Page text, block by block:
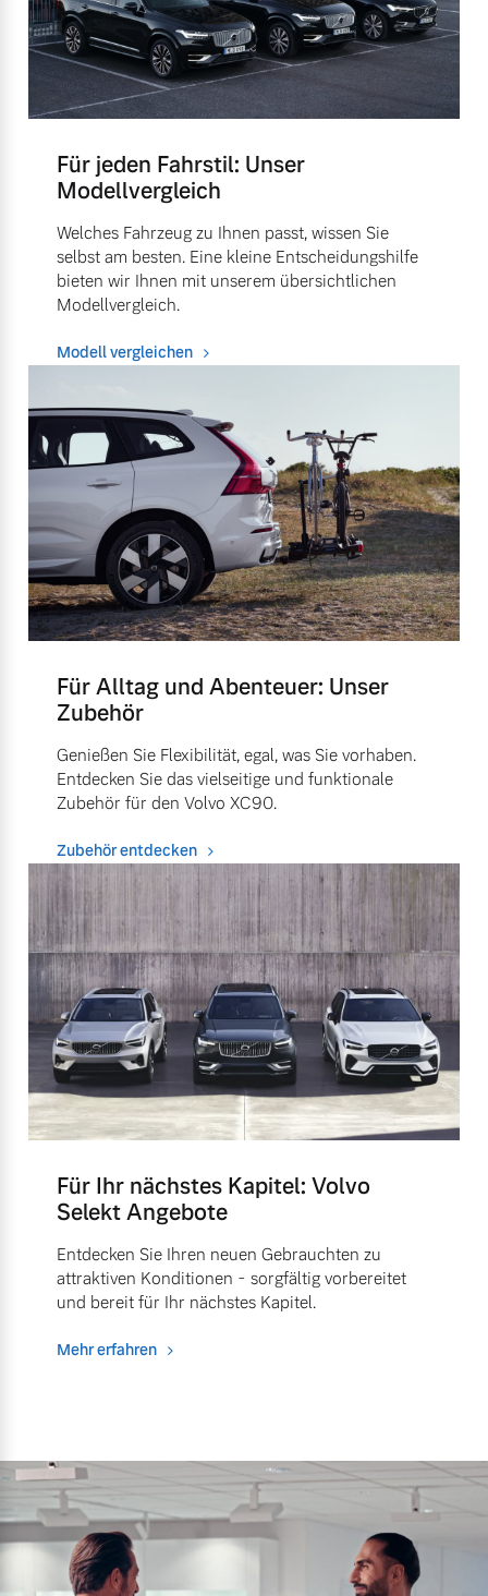
Für jeden Fahrstil: Unser
Modellvergleich
Welches Fahrzeug zu Ihnen passt, wissen Sie
selbst am besten. Eine kleine Entscheidungshilfe
bieten wir Ihnen mit unserem übersichtlichen
Modellvergleich.
Modell vergleichen
Für Alltag und Abenteuer: Unser
Zubehör
Genießen Sie Flexibilität, egal, was Sie vorhaben.
Entdecken Sie das vielseitige und funktionale
Zubehör für den Volvo XC90.
Zubehör entdecken
Für Ihr nächstes Kapitel: Volvo
Selekt Angebote
Entdecken Sie Ihren neuen Gebrauchten zu
attraktiven Konditionen - sorgfältig vorbereitet
und bereit für Ihr nächstes Kapitel.
Mehr erfahren